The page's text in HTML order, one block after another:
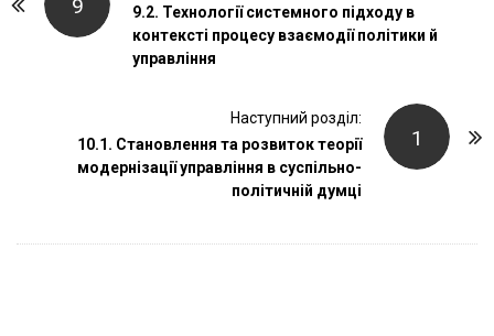
9
9.2. Технології системного підходу в
контексті процесу взаємодії політики й
управління
1
Наступний розділ:
10.1. Становлення та розвиток теорії
модернізації управління в суспільно-
політичній думці